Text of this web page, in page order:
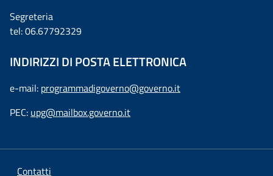
Segreteria
tel: 06.67792329
INDIRIZZI DI POSTA ELETTRONICA
e-mail: programmadigoverno@governo.it
PEC: upg@mailbox.governo.it
Contatti